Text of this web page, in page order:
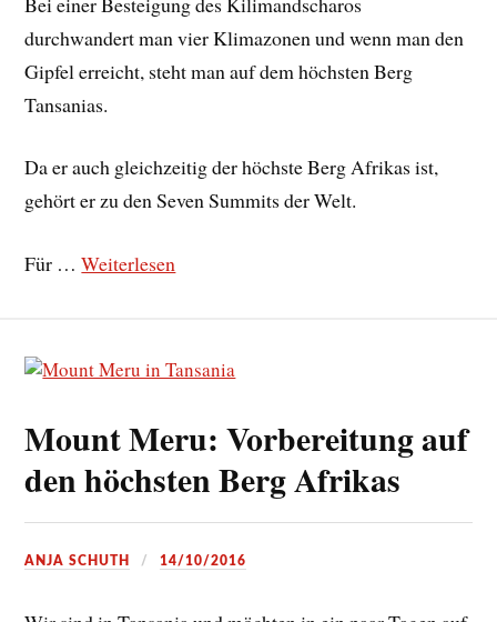
durchwandert man vier Klimazonen und wenn man den
Gipfel erreicht, steht man auf dem höchsten Berg
Tansanias.
Da er auch gleichzeitig der höchste Berg Afrikas ist,
gehört er zu den Seven Summits der Welt.
Für …Weiterlesen
Mount Meru: Vorbereitung auf
den höchsten Berg Afrikas
ANJA SCHUTH 14/10/2016